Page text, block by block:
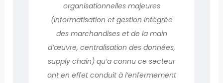
organisationnelles majeures
(informatisation et gestion intégrée
des marchandises et de la main
d’œuvre, centralisation des données,
supply chain) qu’a connu ce secteur
ont en effet conduit à l’enfermement